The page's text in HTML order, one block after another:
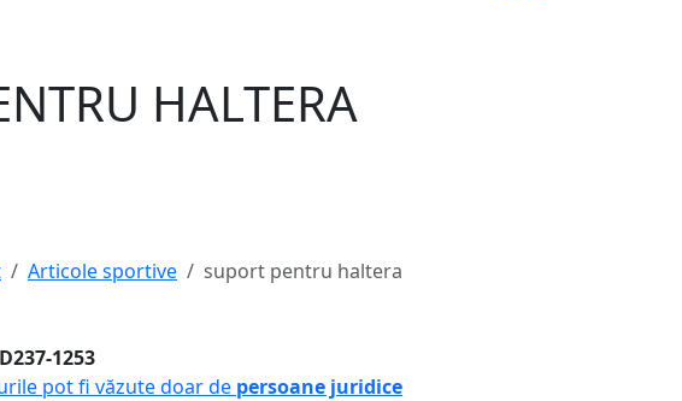
HALTERA
Articole sportive suport pentru haltera
D237-1253
pot fi văzute doar de persoane juridice